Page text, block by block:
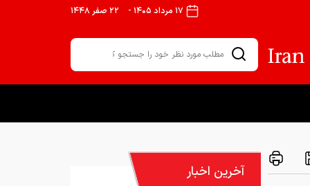
۱۷ مرداد ۱۴۰۵ - ۲۲ صفر ۱۴۴۸
آخرین اخبار